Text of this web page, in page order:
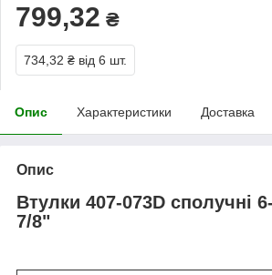
799,32 ₴
734,32 ₴ від 6 шт.
Опис Характеристики Доставка
Опис
Втулки 407-073D сполучні
7/8"